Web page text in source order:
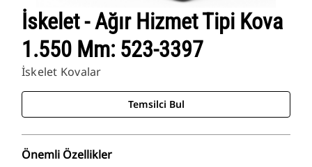
İskelet - Ağır Hizmet Tipi Kova
1.550 Mm: 523-3397
İskelet Kovalar
Temsilci Bul
Önemli Özellikler